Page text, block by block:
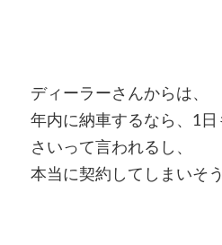
ディーラーさんからは、
年内に納車するなら、1
さいって言われるし、
本当に契約してしまいそ